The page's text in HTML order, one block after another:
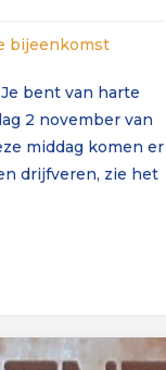
bijeenkomst
bent van harte
2 november van
middag komen er
drijfveren, zie het